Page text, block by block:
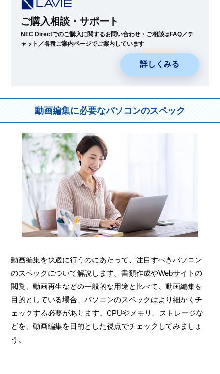
ご購入相談・サポート
NEC Directでのご購入に関するお問い合わせ・ご相談はFAQ／チ
ャット／各種ご案内ページでご案内しています
詳しくみる
動画編集に必要なパソコンのスペック
動画編集を快適に行うのにあたって、注目すべきパソコン
のスペックについて解説します。書類作成やWebサイトの
閲覧、動画再生などの一般的な用途と比べて、動画編集を
目的としている場合、パソコンのスペックはより細かくチ
ェックする必要があります。CPUやメモリ、ストレージな
どを、動画編集を目的とした視点でチェックしてみましょ
う。